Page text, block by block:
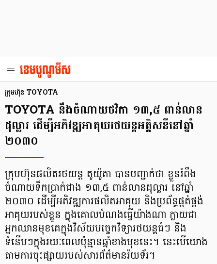
ក្រុមហ៊ុន TOYOTA
TOYOTA នឹងចំណាយថវិកា ១៣,៥ ពាន់លាន
ដុល្លារ ដើម្បីអភិវឌ្ឍអាគុយរថយន្តអគ្គិសនីនៅឆ្នាំ
២០៣០
ក្រុមហ៊ុនផលិតរថយន្ត តូយ៉ូតា បានបញ្ជាក់ថា ខ្លួនរំពឹង
ចំណាយទឹកប្រាក់ជាង ១៣,៥ ពាន់លានដុល្លារ នៅឆ្នាំ
២០៣០ ដើម្បីអភិវឌ្ឍការផលិតអាគុយ និងប្រព័ន្ធផ្គត់ផ្គង់
អាគុយរបស់ខ្លួន ក្នុងគោលបំណងធ្វើយ៉ាងណា ក្លាយជា
អ្នកឈានមុខគេក្នុងវិស័យបច្ចេកវិទ្យារថយន្តធំៗ និង
ទំនើបៗក្នុងរយៈពេលប៉ុន្មានឆ្នាំខាងមុខនេះ។ នេះបើយោង
តាមការចុះផ្សាយរបស់សារព័ត៌មានរ៉យទ័រ។